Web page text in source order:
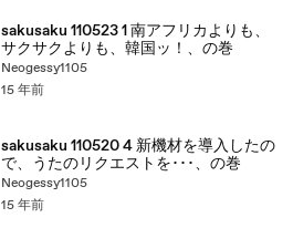
sakusaku 110523 1 南アフリカよりも、
サクサクよりも、韓国ッ！、の巻
Neogessy1105
15 年前
sakusaku 110520 4 新機材を導入したの
で、うたのリクエストを･･･、の巻
Neogessy1105
15 年前